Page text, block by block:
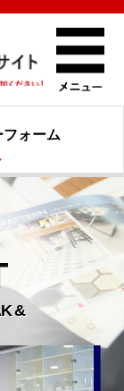
ォーム
&